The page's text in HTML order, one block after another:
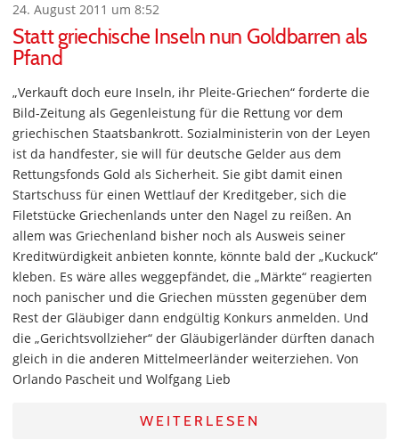
24. August 2011 um 8:52
Statt griechische Inseln nun Goldbarren als
Pfand
„Verkauft doch eure Inseln, ihr Pleite-Griechen“ forderte die
Bild-Zeitung als Gegenleistung für die Rettung vor dem
griechischen Staatsbankrott. Sozialministerin von der Leyen
ist da handfester, sie will für deutsche Gelder aus dem
Rettungsfonds Gold als Sicherheit. Sie gibt damit einen
Startschuss für einen Wettlauf der Kreditgeber, sich die
Filetstücke Griechenlands unter den Nagel zu reißen. An
allem was Griechenland bisher noch als Ausweis seiner
Kreditwürdigkeit anbieten konnte, könnte bald der „Kuckuck“
kleben. Es wäre alles weggepfändet, die „Märkte“ reagierten
noch panischer und die Griechen müssten gegenüber dem
Rest der Gläubiger dann endgültig Konkurs anmelden. Und
die „Gerichtsvollzieher“ der Gläubigerländer dürften danach
gleich in die anderen Mittelmeerländer weiterziehen. Von
Orlando Pascheit und Wolfgang Lieb
WEITERLESEN